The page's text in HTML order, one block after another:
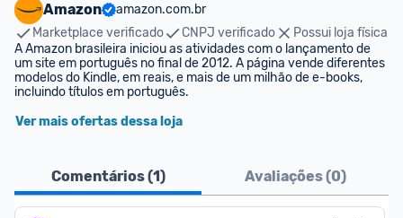
Amazon
amazon.com.br
Marketplace verificado
CNPJ verificado
Possui loja física
A Amazon brasileira iniciou as atividades com o lançamento de
um site em português no final de 2012. A página vende diferentes
modelos do Kindle, em reais, e mais de um milhão de e-books,
incluindo títulos em português.
Ver mais ofertas dessa loja
Comentários (1) Avaliações (0)